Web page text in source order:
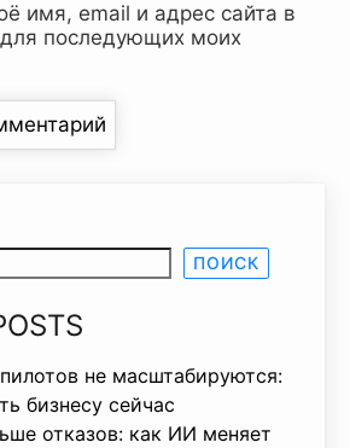
имя, email и адрес сайта в
для последующих моих
ПОИСК
не масштабируются:
бизнесу сейчас
отказов: как ИИ меняет